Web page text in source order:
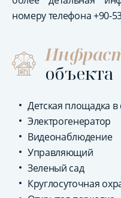
номеру телефона ‪+90-
объекта
Детская площадка в
Электрогенератор
Видеонаблюдение
Управляющий
Зеленый сад
Круглосуточная